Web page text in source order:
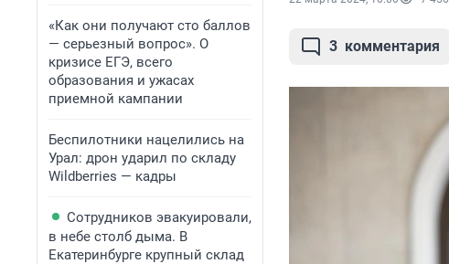
«Как они получают сто баллов
— серьезный вопрос». О
кризисе ЕГЭ, всего
образования и ужасах
приемной кампании
Беспилотники нацелились на
Урал: дрон ударил по складу
Wildberries — кадры
Сотрудников эвакуировали,
в небе столб дыма. В
Екатеринбурге крупный склад
3 комментария